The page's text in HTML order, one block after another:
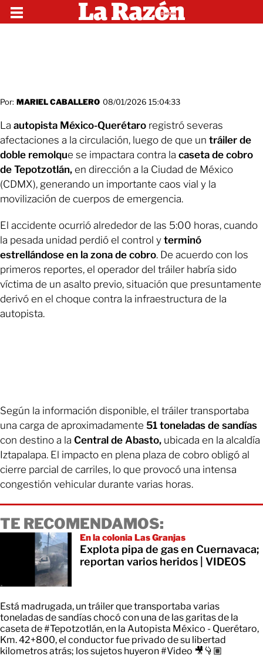
Por: MARIEL CABALLERO 08/01/2026 15:04:33
La autopista México-Querétaro registró severas
afectaciones a la circulación, luego de que un tráiler de
doble remolque se impactara contra la caseta de cobro
de Tepotzotlán, en dirección a la Ciudad de México
(CDMX), generando un importante caos vial y la
movilización de cuerpos de emergencia.
El accidente ocurrió alrededor de las 5:00 horas, cuando
la pesada unidad perdió el control y terminó
estrellándose en la zona de cobro. De acuerdo con los
primeros reportes, el operador del tráiler habría sido
víctima de un asalto previo, situación que presuntamente
derivó en el choque contra la infraestructura de la
autopista.
Según la información disponible, el tráiler transportaba
una carga de aproximadamente 51 toneladas de sandías
con destino a la Central de Abasto, ubicada en la alcaldía
Iztapalapa. El impacto en plena plaza de cobro obligó al
cierre parcial de carriles, lo que provocó una intensa
congestión vehicular durante varias horas.
TE RECOMENDAMOS:
En la colonia Las Granjas
Explota pipa de gas en Cuernavaca;
reportan varios heridos | VIDEOS
Está madrugada, un tráiler que transportaba varias
toneladas de sandías chocó con una de las garitas de la
caseta de#Tepotzotlán, en la Autopista México - Querétaro,
Km. 42+800, el conductor fue privado de su libertad
kilometros atrás; los sujetos huyeron#Video 🎥👇🏽